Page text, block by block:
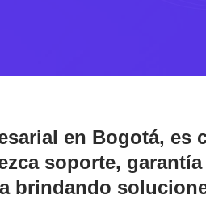
en Bogotá, es
soporte,
brindando